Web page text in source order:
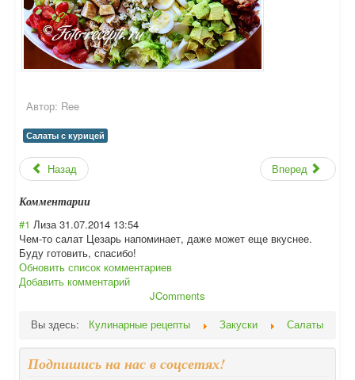
Автор: Ree
Салаты с курицей
Назад Вперед
Комментарии
#1 Лиза 31.07.2014 13:54
Чем-то салат Цезарь напоминает, даже может еще вкуснее.
Буду готовить, спасибо!
Обновить список комментариев
Добавить комментарий
JComments
Вы здесь:
Кулинарные рецепты Закуски Салаты
Подпишись на нас в соцсетях!